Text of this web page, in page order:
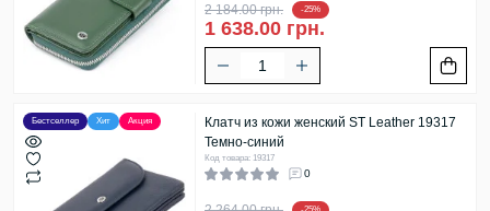
2 184.00 грн. -25%
1 638.00 грн.
Бестселлер Хит Акция
Клатч из кожи женский ST Leather 19317
Темно-синий
Код товара: 19317
0
-25%